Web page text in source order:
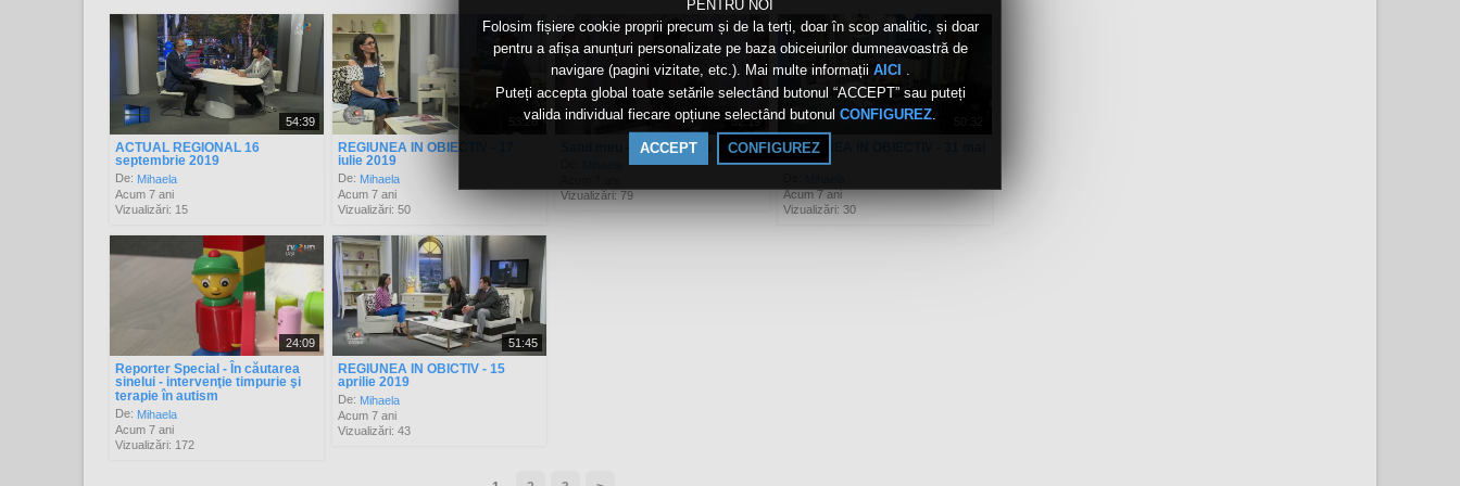
PENTRU NOI
Folosim fișiere cookie proprii precum și de la terți, doar în scop analitic, și doar
pentru a afișa anunțuri personalizate pe baza obiceiurilor dumneavoastră de
navigare (pagini vizitate, etc.). Mai multe informații AICI .
Puteți accepta global toate setările selectând butonul “ACCEPT” sau puteți
valida individual fiecare opțiune selectând butonul CONFIGUREZ
ACCEPT CONFIGUREZ
54:39
ACTUAL REGIONAL 16
septembrie 2019
De: Mihaela
Acum 7 ani
Vizualizări: 15
53:28
REGIUNEA IN OBIECTIV - 17
iulie 2019
De: Mihaela
Acum 7 ani
Vizualizări: 50
52:19
Satul meu - Hilişeu Horia
Vizualizări: 79
REGIUNEA IN OBIECTIV - 31 mai
2019
Acum 7 ani
Vizualizări: 30
24:09
Reporter Special - În căutarea
sinelui - intervenţie timpurie şi
terapie în autism
De: Mihaela
Acum 7 ani
Vizualizări: 172
51:45
REGIUNEA IN OBICTIV - 15
aprilie 2019
De: Mihaela
Acum 7 ani
Vizualizări: 43